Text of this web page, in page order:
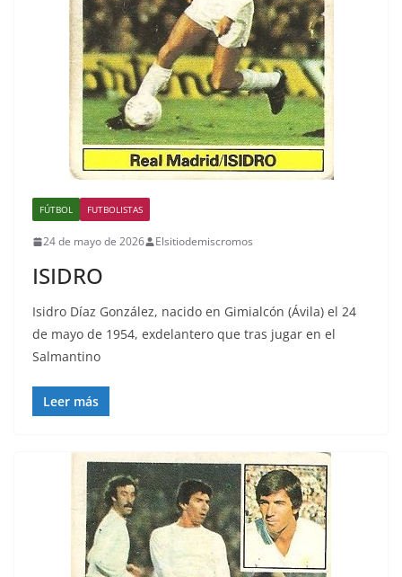
FÚTBOL FUTBOLISTAS
24 de mayo de 2026 Elsitiodemiscromos
ISIDRO
Isidro Díaz González, nacido en Gimialcón (Ávila) el 24
de mayo de 1954, exdelantero que tras jugar en el
Salmantino
Leer más